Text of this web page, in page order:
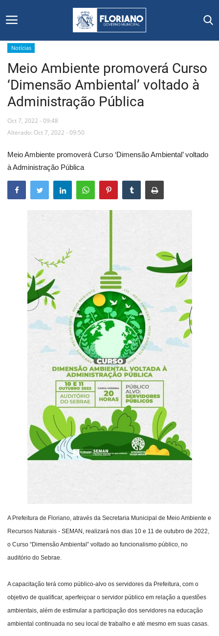
Início
Editais
Floriano
Mural de Licitações
Notícias
Notícias
Meio Ambiente promoverá Curso
‘Dimensão Ambiental’ voltado à
Administração Pública
Oct 7, 2022 - 09:48
Alterado: Oct 7, 2022 - 09:50
Meio Ambiente promoverá Curso ‘Dimensão Ambiental’ voltado
à Administração Pública
A Prefeitura de Floriano, através da Secretaria Municipal de Meio Ambiente e
Recursos Naturais - SEMAN, realizará nos dias 10 e 11 de outubro de 2022,
o Curso “Dimensão Ambiental” voltado ao funcionalismo público, no
auditório do Sebrae.
A capacitação terá como público-alvo os servidores da Prefeitura, com o
objetivo de qualificar, aperfeiçoar o servidor público em relação a questões
ambientais, além de estimular a participação dos servidores na educação
ambiental continuada no seu local de trabalho e até mesmo em suas casas.